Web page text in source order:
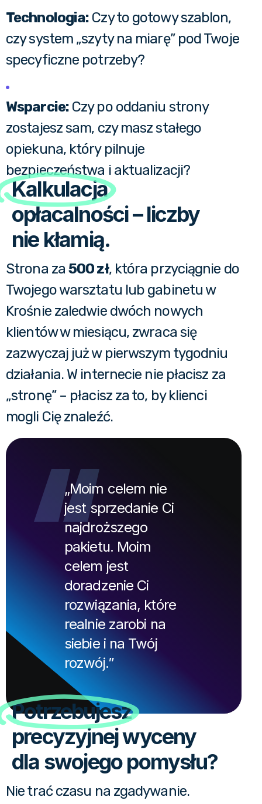
Technologia: Czy to gotowy szablon,
czy system „szyty na miarę” pod Twoje
specyficzne potrzeby?
Wsparcie:Czy po oddaniu strony
zostajesz sam, czy masz stałego
opiekuna, który pilnuje
bezpieczeństwa i aktualizacji?
Kalkulacja
opłacalności – liczby
nie kłamią.
Strona za 500 zł, która przyciągnie do
Twojego warsztatu lub gabinetu w
Krośnie zaledwie dwóch nowych
klientów w miesiącu, zwraca się
zazwyczaj już w pierwszym tygodniu
działania. W internecie nie płacisz za
„stronę” – płacisz za to, by klienci
mogli Cię znaleźć.
„Moim celem nie
jest sprzedanie Ci
najdroższego
pakietu. Moim
celem jest
doradzenie Ci
rozwiązania, które
realnie zarobi na
siebie i na Twój
rozwój.”
Potrzebujesz
precyzyjnej wyceny
dla swojego pomysłu?
Nie trać czasu na zgadywanie.